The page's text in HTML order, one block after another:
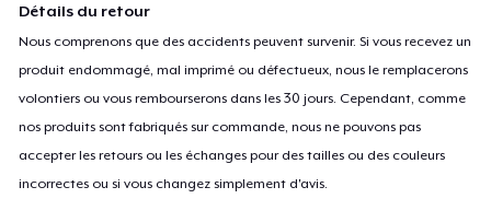
Détails du retour
Nous comprenons que des accidents peuvent survenir. Si vous recevez un
produit endommagé, mal imprimé ou défectueux, nous le remplacerons
volontiers ou vous rembourserons dans les 30 jours. Cependant, comme
nos produits sont fabriqués sur commande, nous ne pouvons pas
accepter les retours ou les échanges pour des tailles ou des couleurs
incorrectes ou si vous changez simplement d'avis.